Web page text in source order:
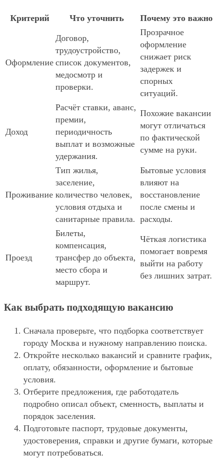
Критерий Что уточнить Почему это важно
Оформление
Договор,
трудоустройство,
список документов,
медосмотр и
проверки.
Прозрачное
оформление
снижает риск
задержек и
спорных
ситуаций.
Доход
Расчёт ставки, аванс,
премии,
периодичность
выплат и возможные
удержания.
Похожие вакансии
могут отличаться
по фактической
сумме на руки.
Проживание
Тип жилья,
заселение,
количество человек,
условия отдыха и
санитарные правила.
Бытовые условия
влияют на
восстановление
после смены и
расходы.
Проезд
Билеты,
компенсация,
трансфер до объекта,
место сбора и
маршрут.
Чёткая логистика
помогает вовремя
выйти на работу
без лишних затрат.
Как выбрать подходящую вакансию
Сначала проверьте, что подборка соответствует
городу Москва и нужному направлению поиска.
Откройте несколько вакансий и сравните график,
оплату, обязанности, оформление и бытовые
условия.
Отберите предложения, где работодатель
подробно описал объект, сменность, выплаты и
порядок заселения.
Подготовьте паспорт, трудовые документы,
удостоверения, справки и другие бумаги, которые
могут потребоваться.